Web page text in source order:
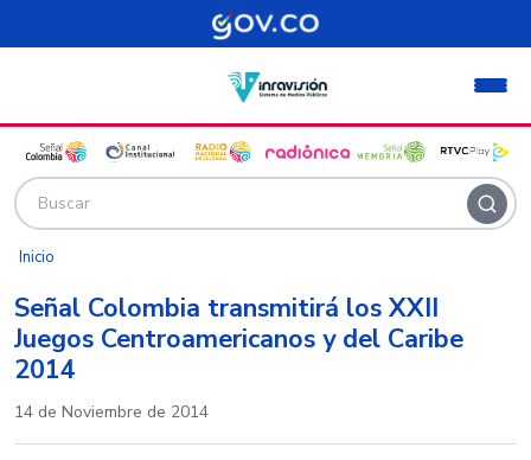
Pasar al contenido principal
Inicio
Señal Colombia transmitirá los XXII
Juegos Centroamericanos y del Caribe
2014
14 de Noviembre de 2014